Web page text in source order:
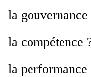
la gouvernance
la compétence
la performance